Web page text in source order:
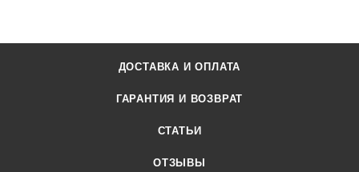
ДОСТАВКА И ОПЛАТА
ГАРАНТИЯ И ВОЗВРАТ
СТАТЬИ
ОТЗЫВЫ